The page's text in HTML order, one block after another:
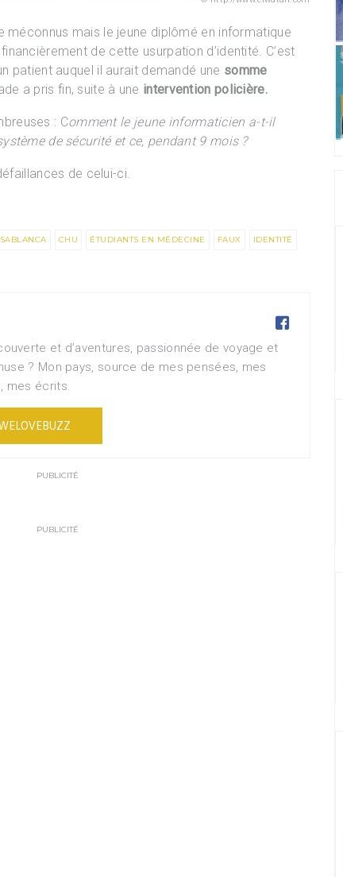
méconnus mais le jeune diplômé en informatique
de cette usurpation d’identité. C’est
patient auquel il aurait demandé une somme
a pris fin, suite à une intervention policière.
: Comment le jeune informaticien a-t-il
de sécurité et ce, pendant 9 mois ?
de celui-ci.
CHU ÉTUDIANTS EN MÉDECINE FAUX IDENTITÉ

et d’aventures, passionnée de voyage et
? Mon pays, source de mes pensées, mes
mes écrits.
PUBLICITÉ
PUBLICITÉ